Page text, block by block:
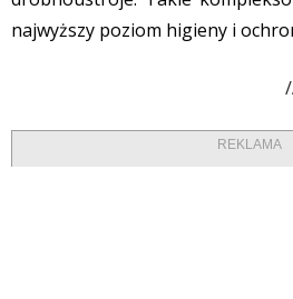
najwyższy poziom higieny i
REKLAMA